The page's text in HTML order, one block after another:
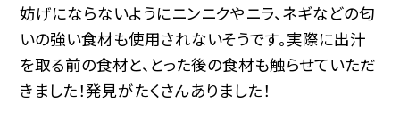
妨げにならないようにニンニクやニラ、ネギなどの匂
いの強い食材も使用されないそうです。実際に出汁
を取る前の食材と、とった後の食材も触らせていただ
きました！発見がたくさんありました！